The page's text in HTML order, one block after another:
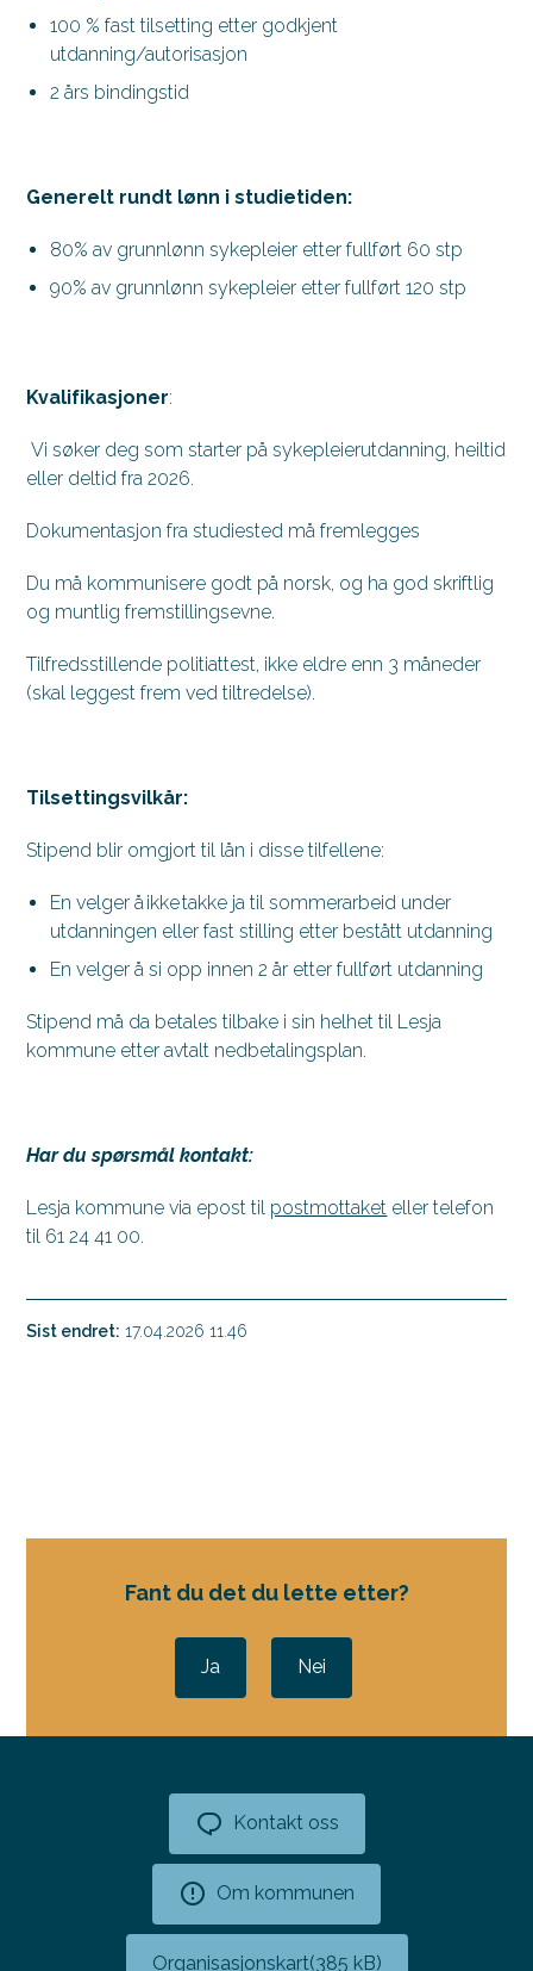
100 % fast tilsetting etter godkjent
utdanning/autorisasjon
2 års bindingstid
Generelt rundt lønn i studietiden:
80% av grunnlønn sykepleier etter fullført 60 stp
90% av grunnlønn sykepleier etter fullført 120 stp
Kvalifikasjoner:
Vi søker deg som starter på sykepleierutdanning, heiltid
eller deltid fra 2026.
Dokumentasjon fra studiested må fremlegges
Du må kommunisere godt på norsk, og ha god skriftlig
og muntlig fremstillingsevne.
Tilfredsstillende politiattest, ikke eldre enn 3 måneder
(skal leggest frem ved tiltredelse).
Tilsettingsvilkår:
Stipend blir omgjort til lån i disse tilfellene:
En velger å ikke takke ja til sommerarbeid under
utdanningen eller fast stilling etter bestått utdanning
En velger å si opp innen 2 år etter fullført utdanning
Stipend må da betales tilbake i sin helhet til Lesja
kommune etter avtalt nedbetalingsplan.
Har du spørsmål kontakt:
Lesja kommune via epost til postmottaket eller telefon
til 61 24 41 00.
Sist endret 17.04.2026 11.46
Fant du det du lette etter?
Ja Nei
Kontakt oss
Om kommunen
Organisasjonskart(385 kB)